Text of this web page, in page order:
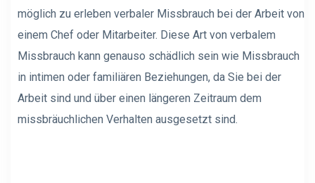
möglich zu erleben verbaler Missbrauch bei der Arbeit von
einem Chef oder Mitarbeiter. Diese Art von verbalem
Missbrauch kann genauso schädlich sein wie Missbrauch
in intimen oder familiären Beziehungen, da Sie bei der
Arbeit sind und über einen längeren Zeitraum dem
missbräuchlichen Verhalten ausgesetzt sind.